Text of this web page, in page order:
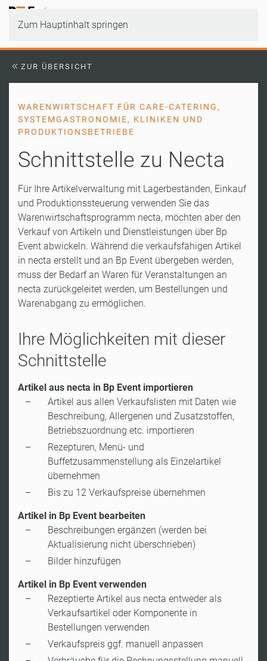
Zum Hauptinhalt springen
ZUR ÜBERSICHT
WARENWIRTSCHAFT FÜR CARE-CATERING,
SYSTEMGASTRONOMIE, KLINIKEN UND
PRODUKTIONSBETRIEBE
Schnittstelle zu Necta
Für Ihre Artikelverwaltung mit Lagerbeständen, Einkauf
und Produktionssteuerung verwenden Sie das
Warenwirtschaftsprogramm necta, möchten aber den
Verkauf von Artikeln und Dienstleistungen über Bp
Event abwickeln. Während die verkaufsfähigen Artikel
in necta erstellt und an Bp Event übergeben werden,
muss der Bedarf an Waren für Veranstaltungen an
necta zurückgeleitet werden, um Bestellungen und
Warenabgang zu ermöglichen.
Ihre Möglichkeiten mit dieser
Schnittstelle
Artikel aus necta in Bp Event importieren
Artikel aus allen Verkaufslisten mit Daten wie
Beschreibung, Allergenen und Zusatzstoffen,
Betriebszuordnung etc. importieren
Rezepturen, Menü- und
Buffetzusammenstellung als Einzelartikel
übernehmen
Bis zu 12 Verkaufspreise übernehmen
Artikel in Bp Event bearbeiten
Beschreibungen ergänzen (werden bei
Aktualisierung nicht überschrieben)
Bilder hinzufügen
Artikel in Bp Event verwenden
Rezeptierte Artikel aus necta entweder als
Verkaufsartikel oder Komponente in
Bestellungen verwenden
Verkaufspreis ggf. manuell anpassen